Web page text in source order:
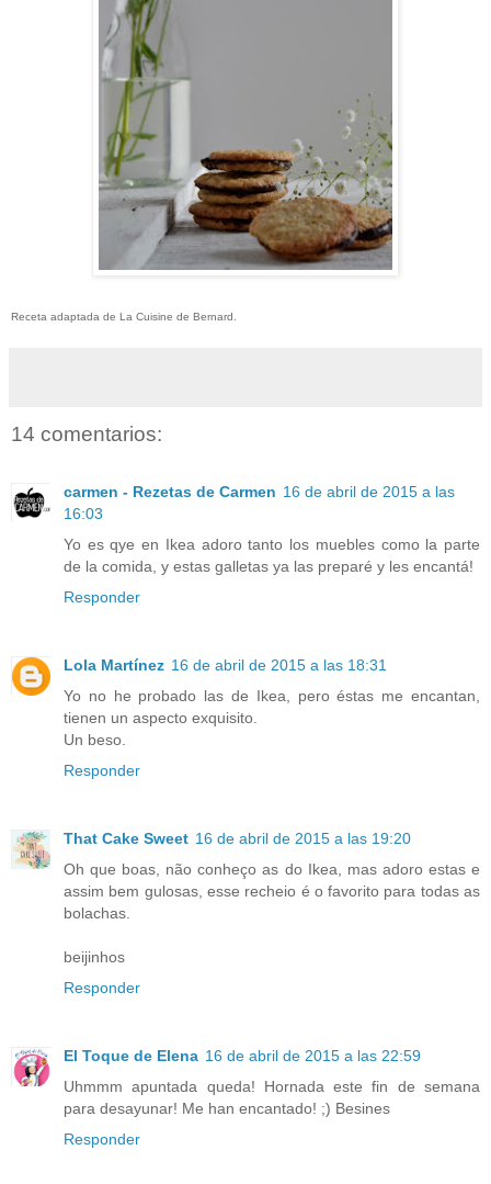
Receta adaptada de La Cuisine de Bernard.
14 comentarios:
carmen - Rezetas de Carmen 16 de abril de 2015 a las
16:03
Yo es qye en Ikea adoro tanto los muebles como la parte
de la comida, y estas galletas ya las preparé y les encantá!
Responder
Lola Martínez 16 de abril de 2015 a las 18:31
Yo no he probado las de Ikea, pero éstas me encantan,
tienen un aspecto exquisito.
Un beso.
Responder
That Cake Sweet 16 de abril de 2015 a las 19:20
Oh que boas, não conheço as do Ikea, mas adoro estas e
assim bem gulosas, esse recheio é o favorito para todas as
bolachas.
beijinhos
Responder
El Toque de Elena 16 de abril de 2015 a las 22:59
Uhmmm apuntada queda! Hornada este fin de semana
para desayunar! Me han encantado! ;) Besines
Responder